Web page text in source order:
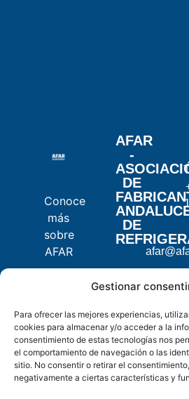
Gestionar
Para ofrecer las mejores experiencias,
cookies para almacenar y/o acceder a la
consentimiento de estas tecnologías nos
el comportamiento de navegación o las
sitio. No consentir o retirar el
negativamente a ciertas características y
Conoce
más
sobre
AFAR
AFAR
-
DE
DE